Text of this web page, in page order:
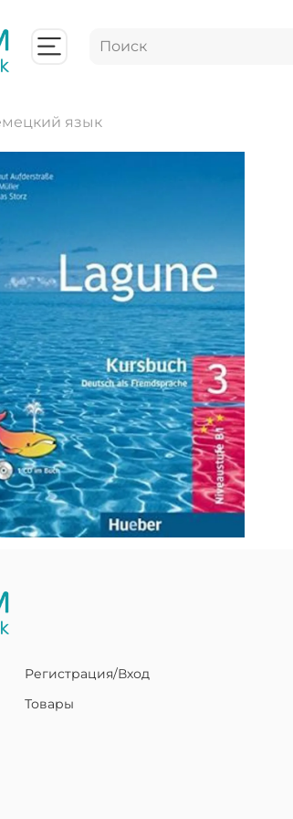
язык
Регистрация/Вход
Товары